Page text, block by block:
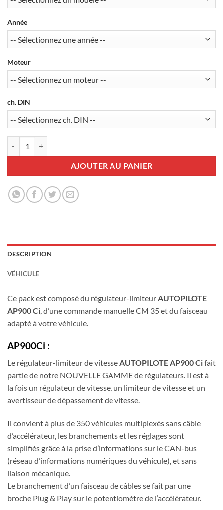
Année
Moteur
ch. DIN
AJOUTER AU PANIER
DESCRIPTION
VÉHICULE
Ce pack est composé du régulateur-limiteur AUTOPILOTE
AP900 Ci , d’une commande manuelle CM 35 et du faisceau
adapté à votre véhicule.
AP900Ci :
Le régulateur-limiteur de vitesseAUTOPILOTE AP900 Cifait
partie de notre NOUVELLE GAMME de régulateurs. Il est à
la fois un régulateur de vitesse, un limiteur de vitesse et un
avertisseur de dépassement de vitesse.
Il convient à plus de 350 véhicules multiplexés sans câble
d’accélérateur, les branchements et les réglages sont
simplifiés grâce à la prise d’informations sur le CAN-bus
(réseau d’informations numériques du véhicule), et sans
liaison mécanique.
Le branchement d’un faisceau de câbles se fait par une
broche Plug & Play sur le potentiomètre de l’accélérateur.